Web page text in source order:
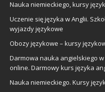
Nauka niemieckiego, kursy
Uczenie się języka w Anglii.
wyjazdy językowe
Obozy językowe – kursy
Darmowa nauka angielskiego
online. Darmowy kurs języka
Nauka niemieckiego. Kursy